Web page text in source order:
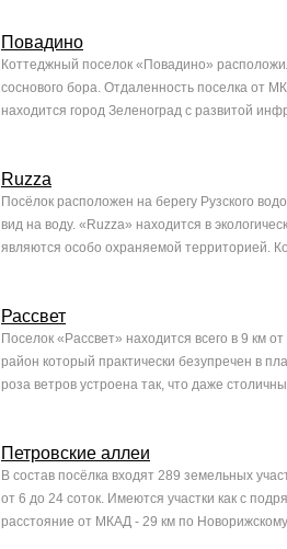
Повадино
Коттеджный поселок «Повадино»
соснового бора. Отдаленность поселка от
находится город Зеленоград с развитой
Ruzza
Посёлок расположен на берегу Рузского
вид на воду. «Ruzza» находится в
являются особо охраняемой территорией.
Рассвет
Поселок «Рассвет» находится всего в 9 км
район который практически безупречен в
роза ветров устроена так, что даже
Петровские аллеи
В состав посёлка входят 289 земельных
от 6 до 24 соток. Имеются участки как с
расстояние от МКАД - 29 км по